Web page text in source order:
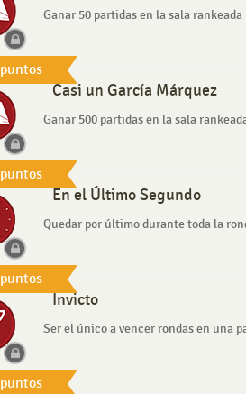
puntos
Ganar 50 partidas en la sala rankeada
puntos
Casi un García Márquez
Ganar 500 partidas en la sala
puntos
En el Último Segundo
Quedar por último durante toda la
puntos
Invicto
Ser el único a vencer rondas en una